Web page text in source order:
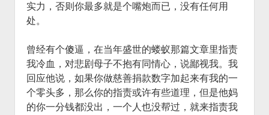
实力，否则你最多就是个嘴炮而已，没有任何用
处。
曾经有个傻逼，在当年盛世的蝼蚁那篇文章里指责
我冷血，对悲剧母子不抱有同情心，说鄙视我。我
回应他说，如果你做慈善捐款数字加起来有我的一
个零头多，那么你的指责或许有些道理，但是他妈
的你一分钱都没出，一个人也没帮过，就来指责我